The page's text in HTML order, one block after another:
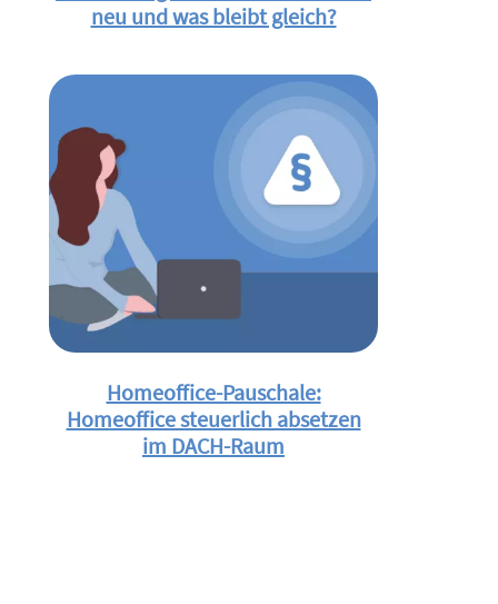
neu und was bleibt gleich?
Homeoffice-Pauschale:
Homeoffice steuerlich absetzen
im DACH-Raum